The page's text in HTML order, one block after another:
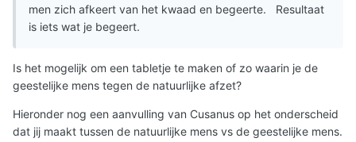
men zich afkeert van het kwaad en begeerte. Resultaat
is iets wat je begeert.
Is het mogelijk om een tabletje te maken of zo waarin je de
geestelijke mens tegen de natuurlijke afzet?
Hieronder nog een aanvulling van Cusanus op het onderscheid
dat jij maakt tussen de natuurlijke mens vs de geestelijke mens.